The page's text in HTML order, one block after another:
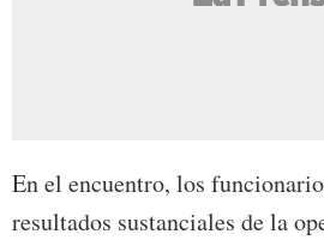
En el encuentro, los
resultados sustanciales de la